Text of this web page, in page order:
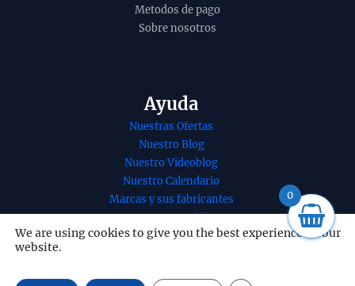
Metodos de pago
Sobre nosotros
Ayuda
Nuestras Ofertas
Nuestro Blog
Nuestro Videoblog
Nuestro Calendario
Marcas y sus fabricantes
Nuestros Servicios
Nuestro contacto
We are using cookies to give you the best experience on our
website.
0
Incienso de canela
etnico de Banjara
organico agarbatti
masala hecho a
mano en caja de 12
unidades B2B - 1
14,58€ + ADD